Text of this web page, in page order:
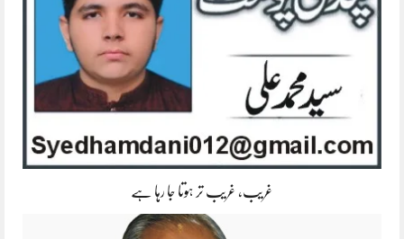
غریب، غریب تر ہوتا جا رہا ہے